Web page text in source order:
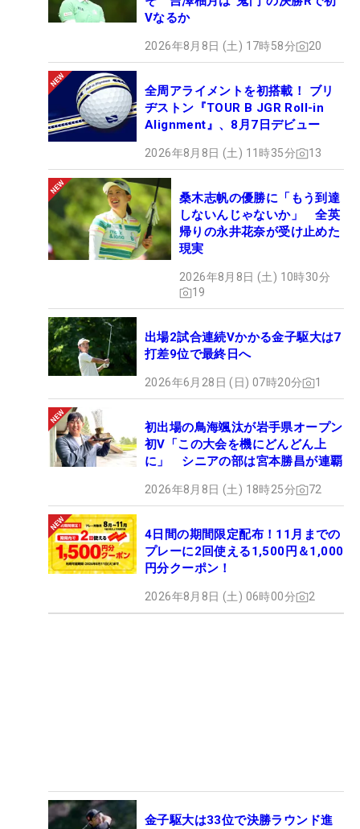
Vなるか
2026年8月8日 (土) 17時58分 20
全周アライメントを初搭載！ ブリ
ヂストン『TOUR B JGR Roll-in
Alignment』、8月7日デビュー
2026年8月8日 (土) 11時35分 13
桑木志帆の優勝に「もう到達
しないんじゃないか」 全英
帰りの永井花奈が受け止めた
現実
2026年8月8日 (土) 10時30分
19
出場2試合連続Vかかる金子駆大は7
打差9位で最終日へ
2026年6月28日 (日) 07時20分 1
初出場の鳥海颯汰が岩手県オープン
初V「この大会を機にどんどん上
に」 シニアの部は宮本勝昌が連覇
2026年8月8日 (土) 18時25分 72
4日間の期間限定配布！11月までの
プレーに2回使える1,500円＆1,000
円分クーポン！
2026年8月8日 (土) 06時00分 2
金子駆大は33位で決勝ラウンド進